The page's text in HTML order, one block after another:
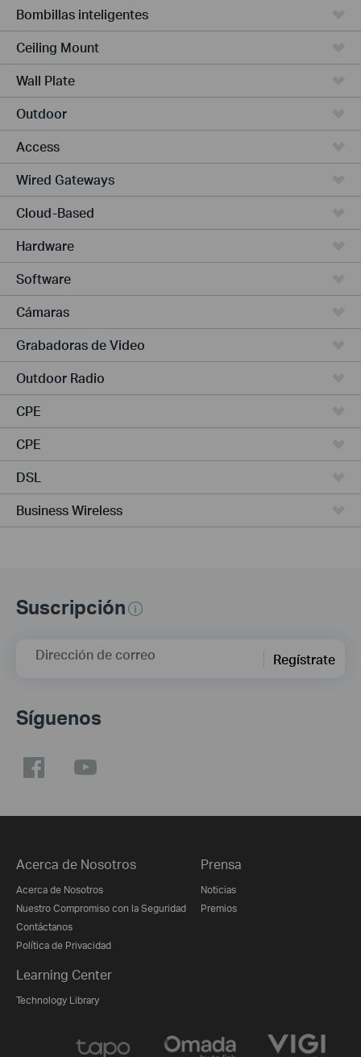
Bombillas inteligentes
Ceiling Mount
Wall Plate
Outdoor
Access
Wired Gateways
Cloud-Based
Hardware
Software
Cámaras
Grabadoras de Video
Outdoor Radio
CPE
CPE
DSL
Business Wireless
Suscripción
Dirección de correo Regístrate
Síguenos
Acerca de Nosotros
Acerca de Nosotros
Nuestro Compromiso con la Seguridad
Contáctanos
Política de Privacidad
Prensa
Noticias
Premios
Learning Center
Technology Library